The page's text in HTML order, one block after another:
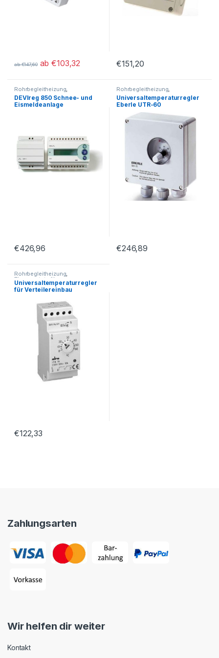
ab€147,60 ab€103,32
Dieses Produkt weist mehrere Varianten auf. Die Optionen
€151,20
Rohrbegleitheizung
Thermostate, Thermostate für
Dachrinnenheizungen,
Thermostate für
Rohrbegleitheizungen
DEVIreg 850 Schnee- und
Eismeldeanlage
€426,96
Rohrbegleitheizung
Thermostate für
Rohrbegleitheizungen
Universaltemperaturregler
Eberle UTR-60
€246,89
Rohrbegleitheizung,
Thermostate für
Rohrbegleitheizungen
Universaltemperaturregler
für Verteilereinbau
€122,33
Zahlungsarten
Wir helfen dir weiter
Kontakt